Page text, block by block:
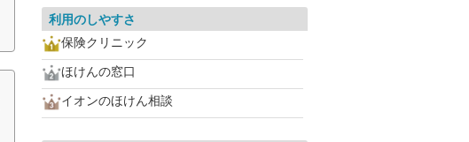
利用のしやすさ
保険クリニック
ほけんの窓口
イオンのほけん相談